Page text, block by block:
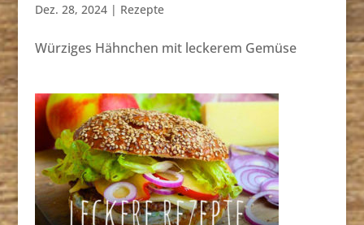
Dez. 28, 2024| Rezepte
Würziges Hähnchen mit leckerem Gemüse